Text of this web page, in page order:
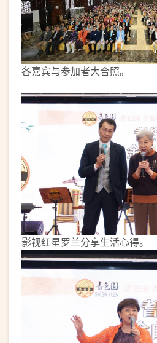
各嘉宾与参加者大合照。
影视红星罗兰分享生活心得。